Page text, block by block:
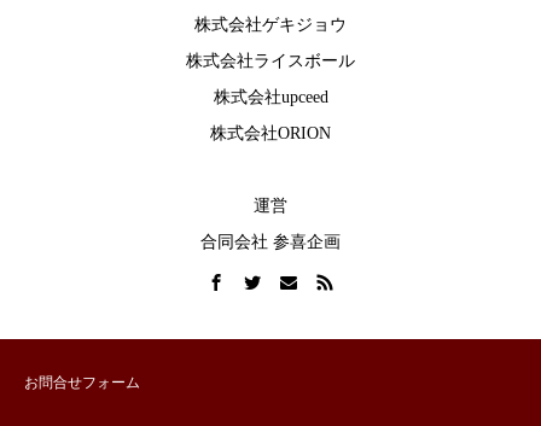
株式会社ゲキジョウ
株式会社ライスボール
株式会社upceed
株式会社ORION
運営
合同会社 参喜企画
お問合せフォーム